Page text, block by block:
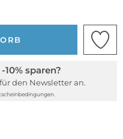
10% sparen?
für den Newsletter an.